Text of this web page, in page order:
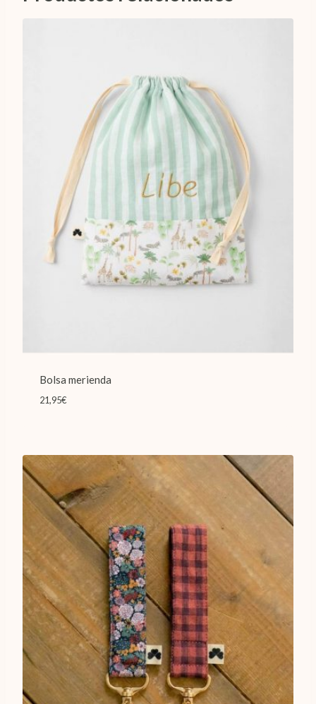
Bolsa merienda
21,95€